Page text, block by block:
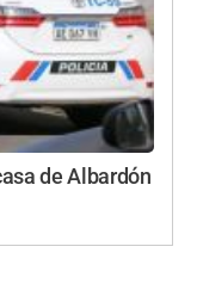
de Albardón